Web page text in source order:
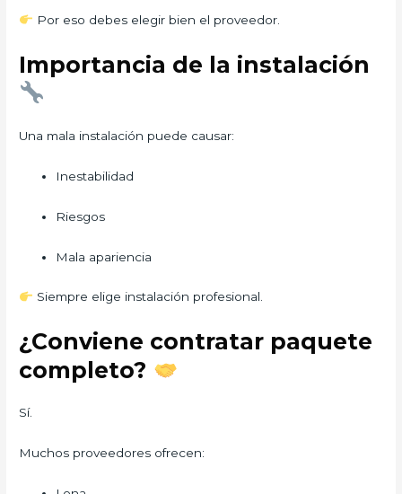
Por eso debes elegir bien el proveedor.
Importancia de la instalación
Una mala instalación puede causar:
Inestabilidad
Riesgos
Mala apariencia
Siempre elige instalación profesional.
¿Conviene contratar paquete
completo?
Sí.
Muchos proveedores ofrecen: